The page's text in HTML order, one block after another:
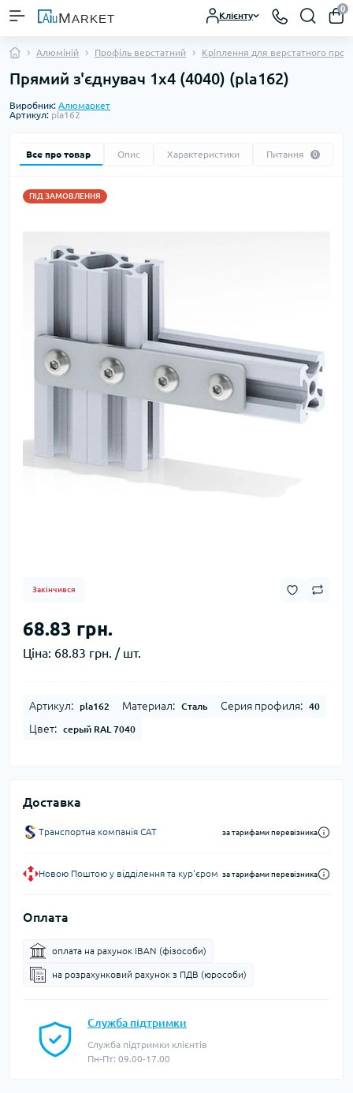
Клієнту
0
Алюміній Профіль верстатний Кріплення для верстатного
Прямий з'єднувач 1х4 (4040) (pla162)
Виробник: Алюмаркет
Артикул: pla162
Все про товар Опис Характеристики Питання 0
ПІД ЗАМОВЛЕННЯ
Закінчився
68.83 грн.
Ціна: 68.83 грн. / шт.
Артикул: pla162 Материал: Сталь Серия профиля: 40
Цвет: серый RAL 7040
Доставка
Транспортна компанія CAT за тарифами перевізника
Новою Поштою у відділення та кур'єром за тарифами перевізника
Оплата
оплата на рахунок IBAN (фізособи)
на розрахунковий рахунок з ПДВ (юрособи)
Служба підтримки
Служба підтримки клієнтів
Пн-Пт: 09.00-17.00